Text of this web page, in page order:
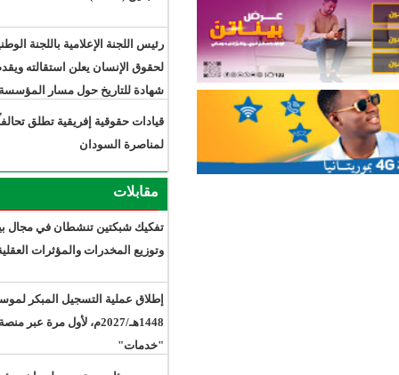
رئيس اللجنة الإعلامية باللجنة الوطنية
لحقوق الإنسان يعلن استقالته ويقدم
شهادة للتاريخ حول مسار المؤسسة
قيادات حقوقية إفريقية تطلق تحالفاً
لمناصرة السودان
تفكيك شبكتين تنشطان في مجال بيع
وتوزيع المخدرات والمؤثرات العقلية.
إطلاق عملية التسجيل المبكر لموسم حج
1448هـ/2027م، لأول مرة عبر منصة